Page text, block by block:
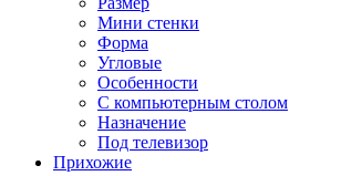
Мини стенки
Форма
Угловые
Особенности
С компьютерным столом
Назначение
Под телевизор
Прихожие